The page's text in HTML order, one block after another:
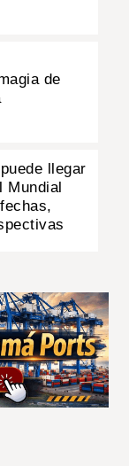
de
llegar
Mundial